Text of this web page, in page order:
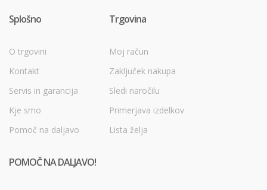
Splošno
O trgovini
Kontakt
Servis in garancija
Kje smo
Pomoč na daljavo
Trgovina
Moj račun
Zaključek nakupa
Sledi naročilu
Primerjava izdelkov
Lista želja
POMOČ NA DALJAVO!